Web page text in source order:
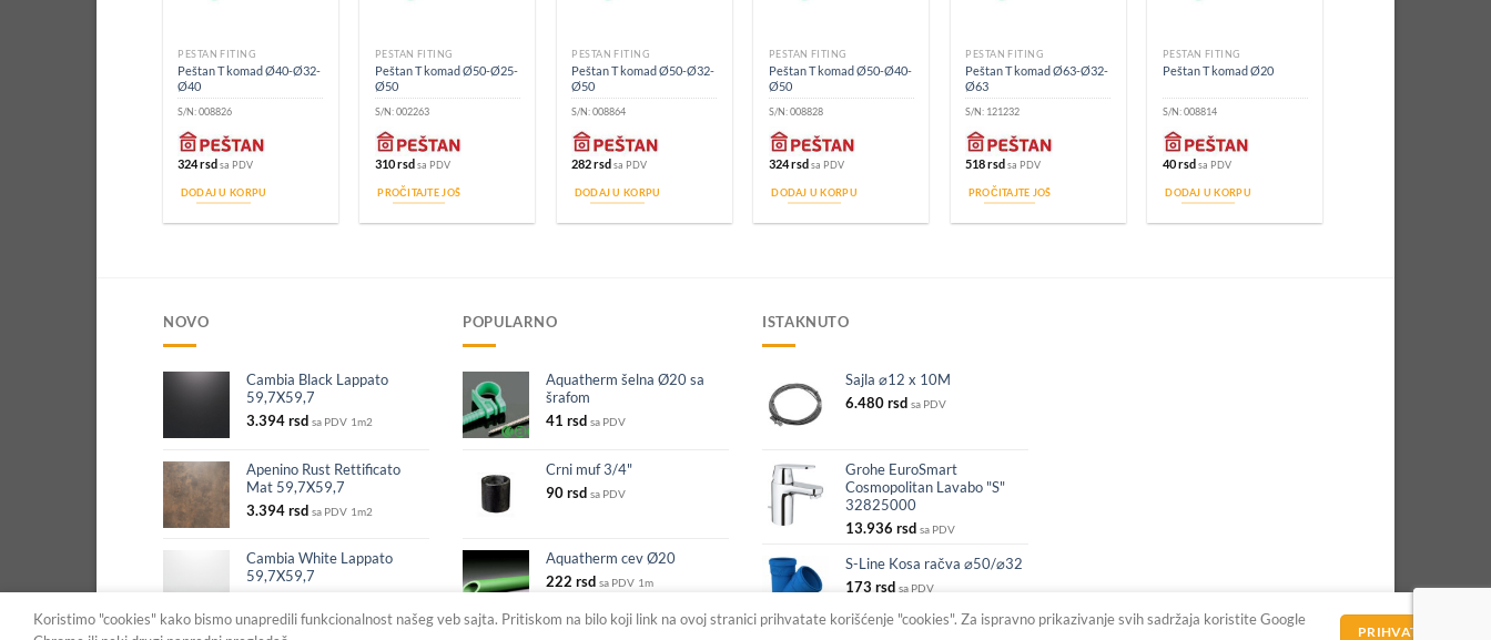
PEŠTAN FITING
Peštan T komad Ø40-Ø32-
Ø40
S/N:008826
324rsd sa PDV
DODAJ U KORPU
PEŠTAN FITING
Peštan T komad Ø50-Ø25-
Ø50
S/N:002263
310rsdsa PDV
PROČITAJTE JOŠ
PEŠTAN FITING
Peštan T komad Ø50-Ø32-
Ø50
S/N:008864
282rsd sa PDV
DODAJ U KORPU
PEŠTAN FITING
Peštan T komad Ø50-Ø40-
Ø50
S/N:008828
324rsdsa PDV
DODAJ U KORPU
PEŠTAN FITING
Peštan T komad Ø63-Ø32-
Ø63
S/N: 121232
518rsd sa PDV
PROČITAJTE JOŠ
PEŠTAN FITING
Peštan T komad Ø20
S/N:008814
40rsdsa PDV
DODAJ U KORPU
NOVO
Cambia Black Lappato
59,7X59,7
3.394 rsd sa PDV 1m2
Apenino Rust Rettificato
Mat 59,7X59,7
3.394 rsd sa PDV 1m2
Cambia White Lappato
59,7X59,7
POPULARNO
Aquatherm šelna Ø20 sa
šrafom
41 rsd sa PDV
Crni muf 3/4"
90 rsd sa PDV
Aquatherm cev Ø20
222 rsd sa PDV 1m
ISTAKNUTO
Sajla ⌀12 x 10M
6.480 rsd sa PDV
Grohe EuroSmart
Cosmopolitan Lavabo "S"
32825000
13.936 rsd sa PDV
S-Line Kosa račva ⌀50/⌀32
173 rsd sa PDV
Koristimo "cookies" kako bismo unapredili funkcionalnost našeg veb sajta. Pritiskom na bilo koji link na ovoj stranici prihvatate korišćenje "cookies". Za ispravno prikazivanje svih sadržaja koristite Google
PRIHVATAM